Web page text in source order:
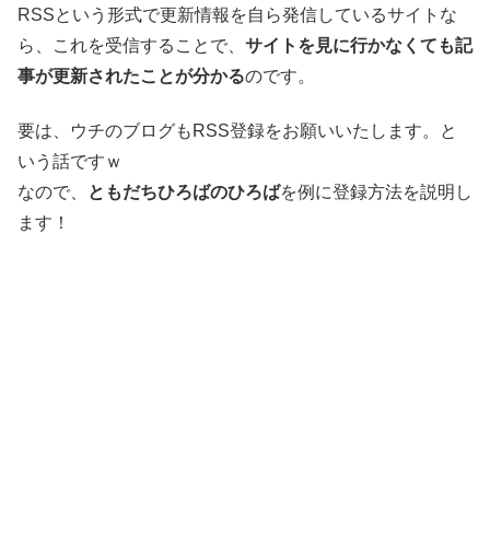
RSSという形式で更新情報を自ら発信しているサイトな
ら、これを受信することで、 サイトを見に行かなくても記
事が更新されたことが分かるのです。
要は、ウチのブログもRSS登録をお願いいたします。と
いう話ですｗ
なので、
ともだちひろばのひろばを例に登録方法を説明し
ます！